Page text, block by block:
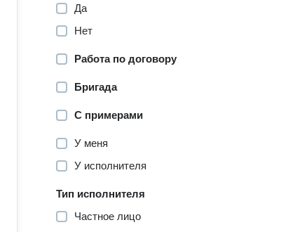
Да
Нет
Работа по договору
Бригада
С примерами
У меня
У исполнителя
Тип исполнителя
Частное лицо